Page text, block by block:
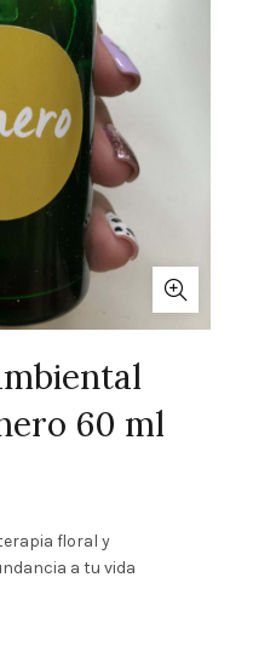
60 ml
floral y
a tu vida